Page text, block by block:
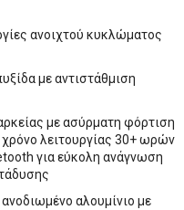
ανοιχτού κυκλώματος
με αντιστάθμιση
με ασύρματη φόρτιση
λειτουργίας 30+ ωρών
για εύκολη ανάγνωση
αλουμίνιο με